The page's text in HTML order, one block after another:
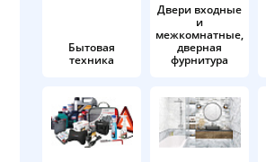
Бытовая
техника
Двери входные
и
межкомнатные,
дверная
фурнитура